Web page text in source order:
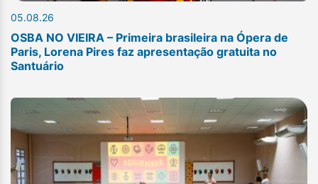
05.08.26
OSBA NO VIEIRA – Primeira brasileira na Ópera de
Paris, Lorena Pires faz apresentação gratuita no
Santuário